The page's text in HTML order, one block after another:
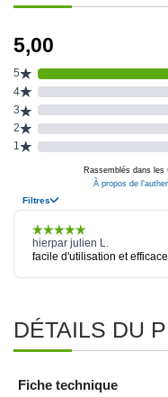
DÉTAILS DU
Fiche technique